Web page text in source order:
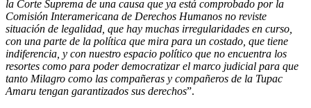
la Corte Suprema de una causa que ya está comprobado por la
Comisión Interamericana de Derechos Humanos no reviste
situación de legalidad, que hay muchas irregularidades en curso,
con una parte de la política que mira para un costado, que tiene
indiferencia, y con nuestro espacio político que no encuentra los
resortes como para poder democratizar el marco judicial para que
tanto Milagro como las compañeras y compañeros de la Tupac
Amaru tengan garantizados sus derechos”.